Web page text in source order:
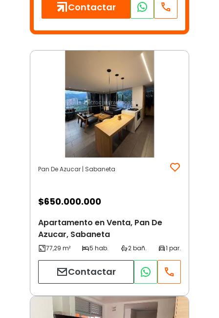
Contactar
Pan De Azucar | Sabaneta
$650.000.000
Apartamento en Venta, Pan De
Azucar, Sabaneta
Contactar